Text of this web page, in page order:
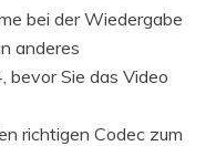
bei der Wiedergabe
anderes
bevor Sie das Video
richtigen Codec zum